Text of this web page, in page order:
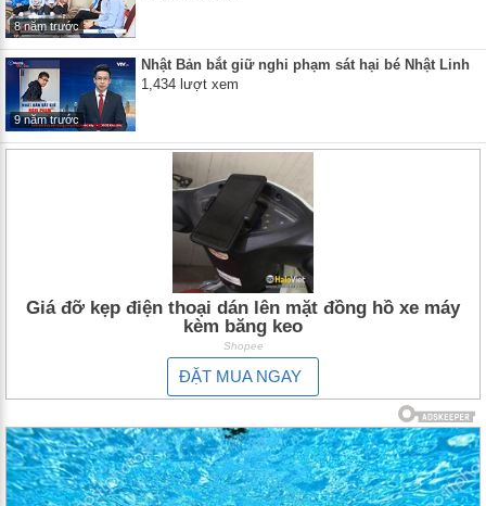
8 năm trước
9 năm trước
Nhật Bản bắt giữ nghi phạm sát hại bé Nhật Linh
1,434 lượt xem
Giá đỡ kẹp điện thoại dán lên mặt đồng hồ xe máy
kèm băng keo
Shopee
ĐẶT MUA NGAY